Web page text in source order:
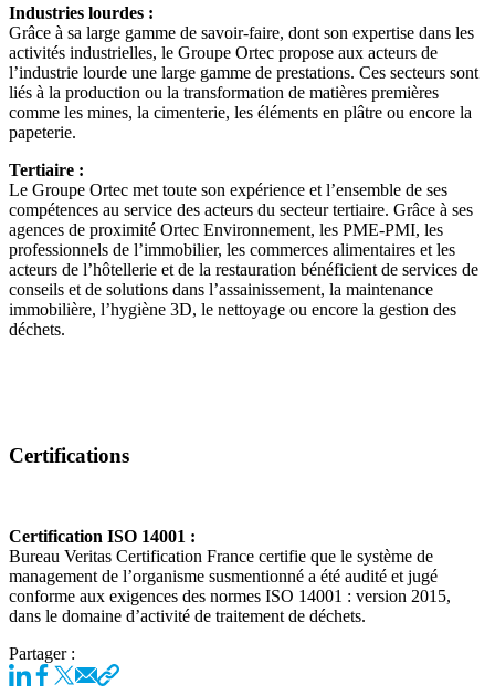
Industries lourdes :
Grâce à sa large gamme de savoir-faire, dont son expertise dans les
activités industrielles, le Groupe Ortec propose aux acteurs de
l’industrie lourde une large gamme de prestations. Ces secteurs sont
liés à la production ou la transformation de matières premières
comme les mines, la cimenterie, les éléments en plâtre ou encore la
papeterie.
Tertiaire :
Le Groupe Ortec met toute son expérience et l’ensemble de ses
compétences au service des acteurs du secteur tertiaire. Grâce à ses
agences de proximité Ortec Environnement, les PME-PMI, les
professionnels de l’immobilier, les commerces alimentaires et les
acteurs de l’hôtellerie et de la restauration bénéficient de services de
conseils et de solutions dans l’assainissement, la maintenance
immobilière, l’hygiène 3D, le nettoyage ou encore la gestion des
déchets.
Certifications
Certification ISO 14001 :
Bureau Veritas Certification France certifie que le système de
management de l’organisme susmentionné a été audité et jugé
conforme aux exigences des normes ISO 14001 : version 2015,
dans le domaine d’activité de traitement de déchets.
Partager :